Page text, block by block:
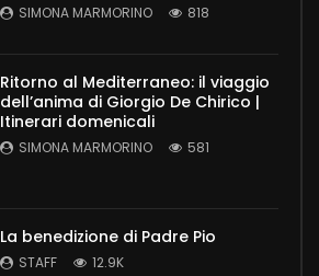
SIMONA MARMORINO 818
Ritorno al Mediterraneo: il viaggio
dell’anima di Giorgio De Chirico |
Itinerari domenicali
SIMONA MARMORINO 581
La benedizione di Padre Pio
STAFF 12.9K